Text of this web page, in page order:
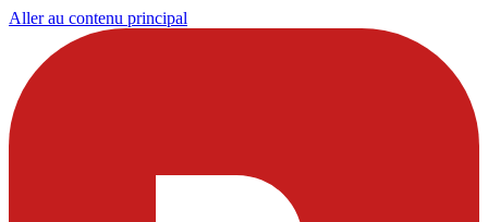
Aller au contenu principal